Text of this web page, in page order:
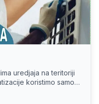
uredjaja na teritoriji
koristimo samo